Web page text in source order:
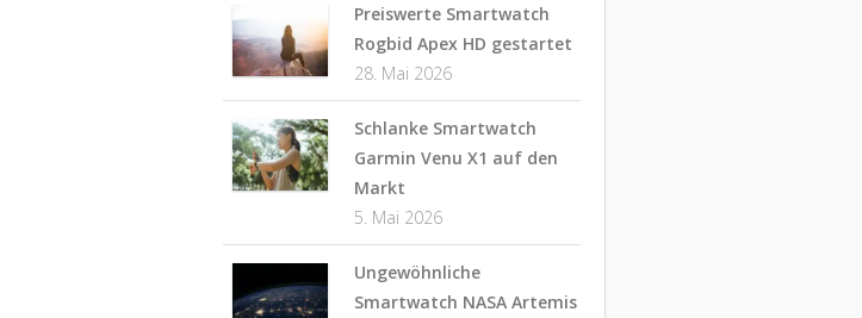
Preiswerte Smartwatch
Rogbid Apex HD gestartet
28. Mai 2026
Schlanke Smartwatch
Garmin Venu X1 auf den
Markt
5. Mai 2026
Ungewöhnliche
Smartwatch NASA Artemis